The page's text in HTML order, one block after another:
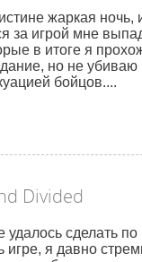
жаркая ночь,
за игрой мне
в итоге я
но не убиваю
бойцов....
Divided
удалось сделать
игре, я давно